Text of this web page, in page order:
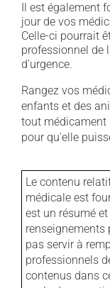
Il est également
jour de vos
Celle-ci pourrait
professionnel de
d'urgence.
Rangez vos
enfants et des
tout médicament
pour qu'elle
Le contenu
médicale est
est un résumé
renseignements
pas servir à
professionnels
contenus dans